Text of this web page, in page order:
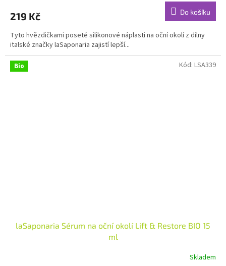
je
z
5
hvězdiček.
219 Kč Do košíku
Tyto hvězdičkami poseté silikonové náplasti na oční okolí z dílny
italské značky laSaponaria zajistí lepší...
Bio
laSaponaria Sérum na oční okolí Lift & Restore BIO 15
ml
Skladem
Kód: LSA339